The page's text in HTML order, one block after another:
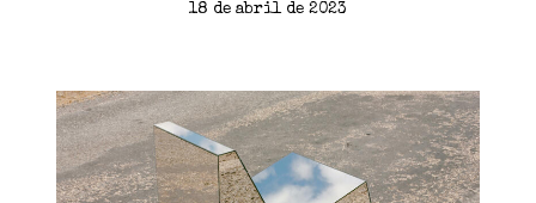
18 de abril de 2023